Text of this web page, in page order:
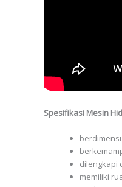
Spesifikasi Mesin
berdimensi
dilengkapi
memiliki